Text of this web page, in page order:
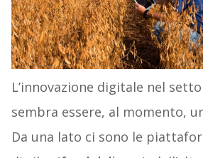
L’innovazione digitale nel
sembra essere, al momento,
Da una lato ci sono le